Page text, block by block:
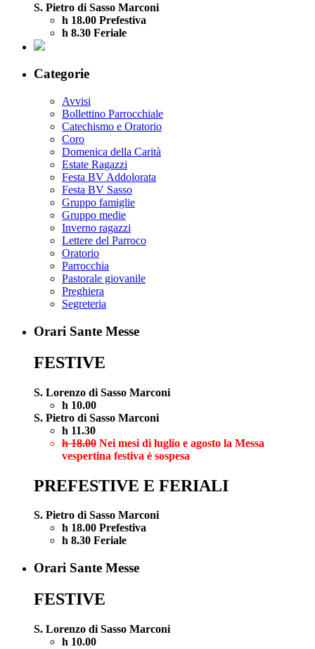
S. Pietro di Sasso Marconi
h 18.00 Prefestiva
h 8.30 Feriale
Categorie
Avvisi
Bollettino Parrocchiale
Catechismo e Oratorio
Coro
Domenica della Carità
Estate Ragazzi
Festa BV Addolorata
Festa BV Sasso
Gruppo famiglie
Gruppo medie
Inverno ragazzi
Lettere del Parroco
Oratorio
Parrocchia
Pastorale giovanile
Preghiera
Segreteria
Orari Sante Messe
FESTIVE
S. Lorenzo di Sasso Marconi
h 10.00
S. Pietro di Sasso Marconi
h 11.30
h 18.00 Nei mesi di luglio e agosto la Messa
vespertina festiva è sospesa
PREFESTIVE E FERIALI
S. Pietro di Sasso Marconi
h 18.00 Prefestiva
h 8.30 Feriale
Orari Sante Messe
FESTIVE
S. Lorenzo di Sasso Marconi
h 10.00